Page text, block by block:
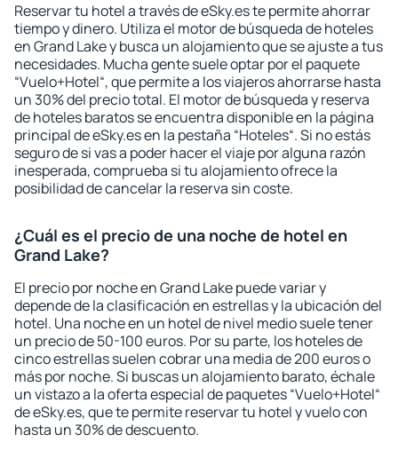
Reservar tu hotel a través de eSky.es te permite ahorrar
tiempo y dinero. Utiliza el motor de búsqueda de hoteles
en Grand Lake y busca un alojamiento que se ajuste a tus
necesidades. Mucha gente suele optar por el paquete
“Vuelo+Hotel“, que permite a los viajeros ahorrarse hasta
un 30% del precio total. El motor de búsqueda y reserva
de hoteles baratos se encuentra disponible en la página
principal de eSky.es en la pestaña “Hoteles“. Si no estás
seguro de si vas a poder hacer el viaje por alguna razón
inesperada, comprueba si tu alojamiento ofrece la
posibilidad de cancelar la reserva sin coste.
¿Cuál es el precio de una noche de hotel en
Grand Lake?
El precio por noche en Grand Lake puede variar y
depende de la clasificación en estrellas y la ubicación del
hotel. Una noche en un hotel de nivel medio suele tener
un precio de 50-100 euros. Por su parte, los hoteles de
cinco estrellas suelen cobrar una media de 200 euros o
más por noche. Si buscas un alojamiento barato, échale
un vistazo a la oferta especial de paquetes “Vuelo+Hotel“
de eSky.es, que te permite reservar tu hotel y vuelo con
hasta un 30% de descuento.